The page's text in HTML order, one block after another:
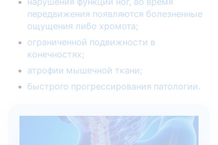
передвижения появляются болезненные
ощущения либо хромота;
ограниченной подвижности в
конечностях;
атрофии мышечной ткани;
быстрого прогрессирования патологии.